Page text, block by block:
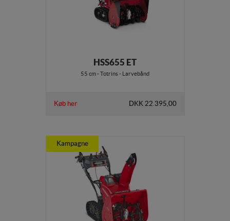
HSS655 ET
55 cm - Totrins - Larvebånd
Køb her DKK 22.395,00
Kampagne